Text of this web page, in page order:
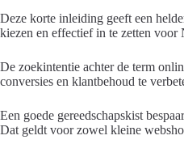
Deze korte inleiding geeft een
kiezen en effectief in te zetten voor
De zoekintentie achter de term
conversies en klantbehoud te
Een goede gereedschapskist
Dat geldt voor zowel kleine